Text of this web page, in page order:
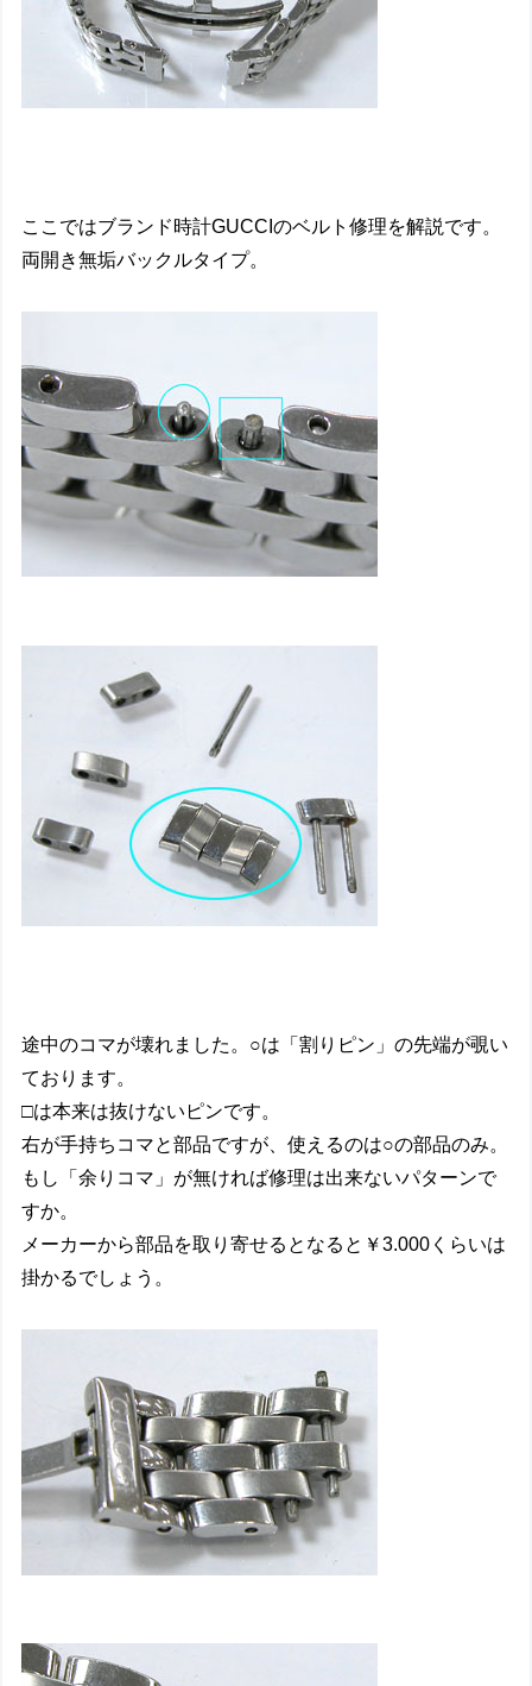
ここではブランド時計GUCCIのベルト修理を解説です。
両開き無垢バックルタイプ。
途中のコマが壊れました。○は「割りピン」の先端が覗い
ております。
□は本来は抜けないピンです。
右が手持ちコマと部品ですが、使えるのは○の部品のみ。
もし「余りコマ」が無ければ修理は出来ないパターンで
すか。
メーカーから部品を取り寄せるとなると￥3.000くらいは
掛かるでしょう。